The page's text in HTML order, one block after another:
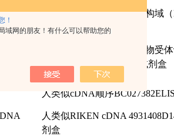
！
域网的朋友！有什么可以帮助您的
domain- 人混合系列蛋白激酶样结构域
试剂盒
1
人过氧化物酶体增殖激活物受
1α（PPARGC1）ELISA 试剂盒
人类似cDNA顺序
人类似RIKEN cDNA
剂盒